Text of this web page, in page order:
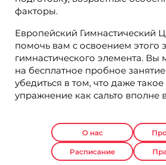
факторы.
Европейский Гимнастический
помочь вам с освоением этого
гимнастического элемента. Вы
на бесплатное пробное
убедиться в том, что даже
упражнение как сальто вполне
О нас
Расписание